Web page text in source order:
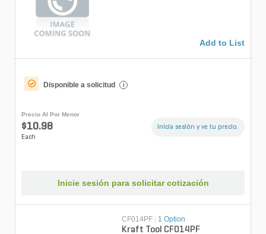
Add to List
Disponible a solicitud i
Precio Al Por Menor
$10.98
Each
Inicia sesión y ve tu precio.
Inicie sesión para solicitar cotización
CF014PF | 1 Option
Kraft Tool CF014PF